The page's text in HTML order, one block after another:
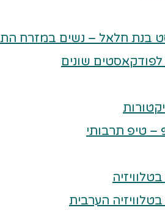
בנת חלאל – נשים במזרח
לפודקאסטים שונים
– טיפ תרבותי
בטלוויזיה
בטלוויזיה הערבית